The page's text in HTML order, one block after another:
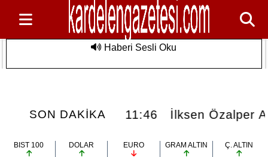
Haberi Sesli Oku
SON DAKİKA
kopardı 11:46 İlksen Özalper
BIST 100
DOLAR
EURO
GRAM ALTIN
Ç. ALTIN